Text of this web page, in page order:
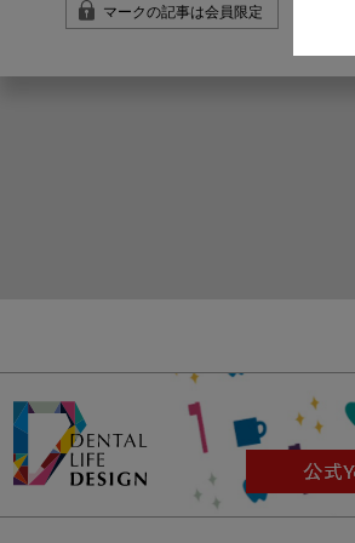
マークの記事は会員限定